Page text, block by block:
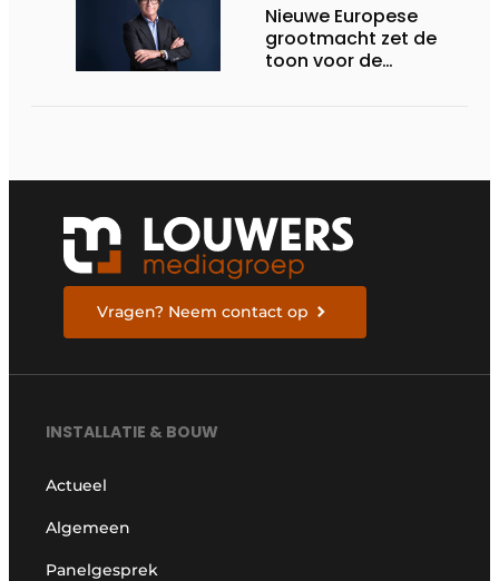
Nieuwe Europese
grootmacht zet de
toon voor de
Vragen? Neem contact op
INSTALLATIE & BOUW
Actueel
Algemeen
Panelgesprek